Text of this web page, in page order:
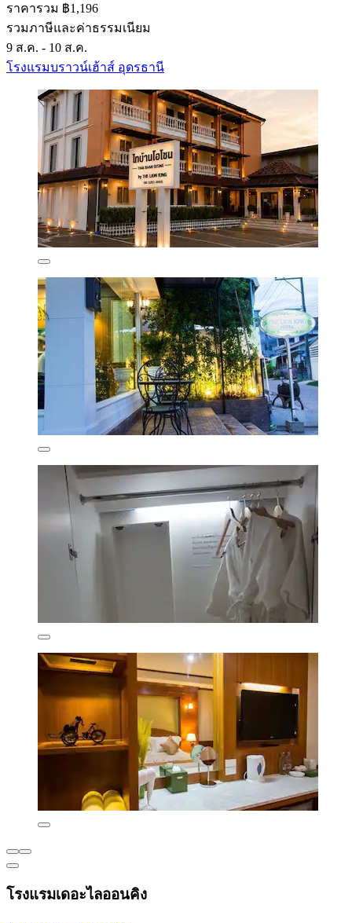
ราคารวม ฿1,196
รวมภาษีและค่าธรรมเนียม
9 ส.ค. - 10 ส.ค.
โรงแรมบราวน์เฮ้าส์ อุดรธานี
โรงแรมเดอะไลออนคิง